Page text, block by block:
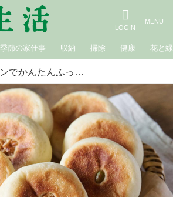
季節の家仕事 収納 掃除 健康 花と緑
フライパンでかんたんふっくら「おやきパン」のつくり方。好きな具材でアレンジ自在！食べ比べも楽しいおうちパン／小豆田マチ子さん（キャロットケーキ研究家）